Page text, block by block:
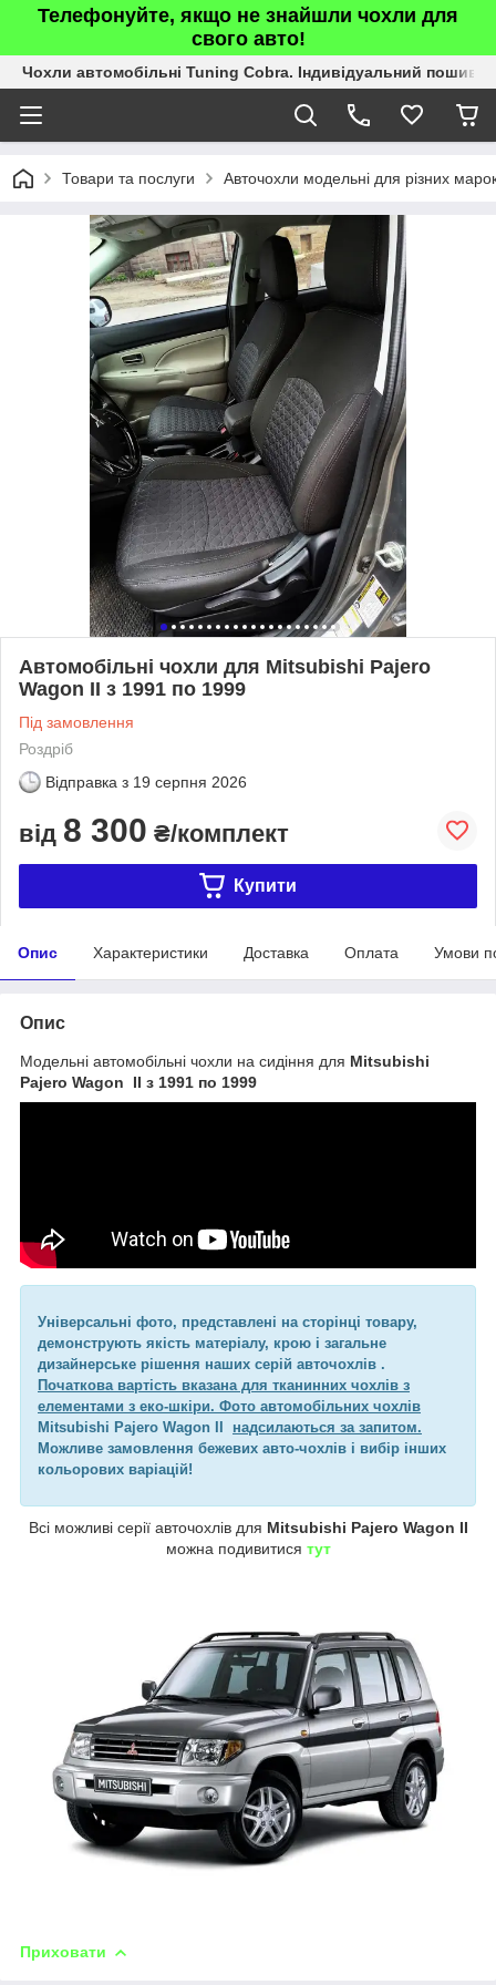
Телефонуйте, якщо не знайшли чохли для
свого авто!
Чохли автомобільні Tuning Cobra. Індивідуальний пошив.
Товари та послуги Авточохли модельні для різних
Автомобільні чохли для Mitsubishi Pajero
Wagon II з 1991 по 1999
Під замовлення
Роздріб
Відправка з 19 серпня 2026
від 8 300 ₴/комплект
Купити
Опис Характеристики Доставка Оплата Умови
Опис
Модельні автомобільні чохли на сидіння для Mitsubishi
Pajero Wagon II з 1991 по 1999
Універсальні фото, представлені на сторінці товару,
демонструють якість матеріалу, крою і загальне
дизайнерське рішення наших серій авточохлів .
Початкова вартість вказана для тканинних чохлів з
елементами з еко-шкіри. Фото автомобільних чохлів
Mitsubishi Pajero Wagon II надсилаються за запитом.
Можливе замовлення бежевих авто-чохлів і вибір інших
кольорових варіацій!
Всі можливі серії авточохлів для Mitsubishi Pajero Wagon II
можна подивитися тут
Приховати